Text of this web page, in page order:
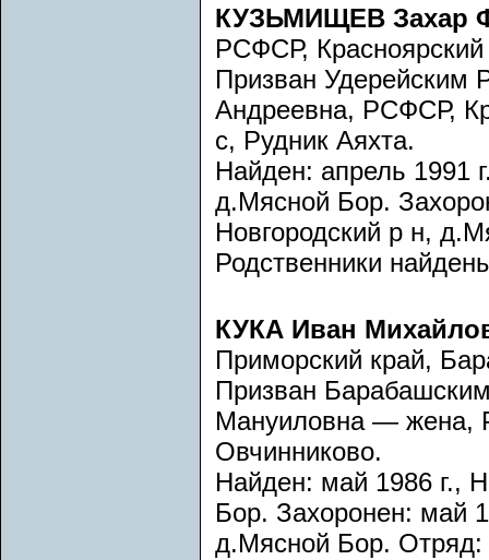
КУЗЬМИЩЕВ Захар
РСФСР, Красноярский
Призван
Андреевна, РСФСР,
с, Рудник Аяхта.
Найден: апрель 1991
д.Мясной Бор.
Новгородский р н,
Родственники
КУКА Иван
Приморский край,
Призван
Мануиловна — жена,
Овчинниково.
Найден: май 1986 г.,
Бор. Захоронен: май
д.Мясной Бор. Отряд: